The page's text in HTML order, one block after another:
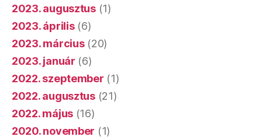
2023. augusztus(1)
2023. április(6)
2023. március(20)
2023. január (6)
2022. szeptember (1)
2022. augusztus(21)
2022. május (16)
2020. november (1)